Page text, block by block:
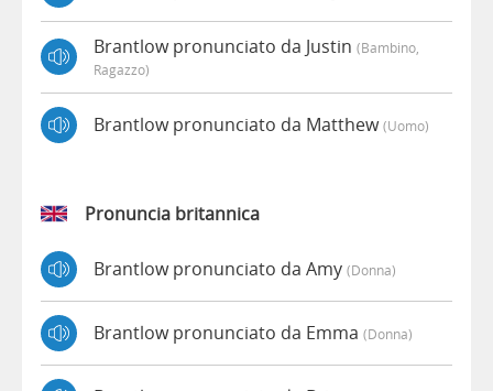
Brantlow pronunciato da Justin (bambino,
Ragazzo)
Brantlow pronunciato da Matthew(uomo)
Pronuncia britannica
Brantlow pronunciato da Amy (donna)
Brantlow pronunciato da Emma (donna)